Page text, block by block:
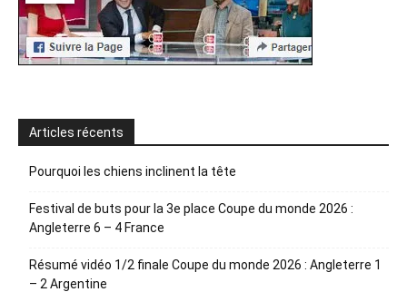
Articles récents
Pourquoi les chiens inclinent la tête
Festival de buts pour la 3e place Coupe du monde 2026 :
Angleterre 6 – 4 France
Résumé vidéo 1/2 finale Coupe du monde 2026 : Angleterre 1
– 2 Argentine